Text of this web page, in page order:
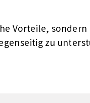
Vorteile,
zu